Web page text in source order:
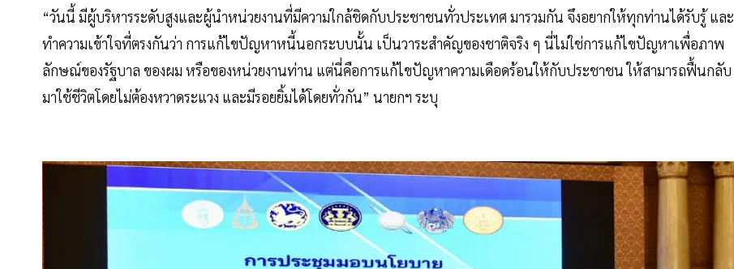
“วันนี้ มีผู้บริหารระดับสูงและผู้นำหน่วยงานที่มีความใกล้ชิดกับประชาชนทั่วประเทศ มารวมกัน จึงอยากให้ทุกท่านได้รับรู้ และ
ทำความเข้าใจที่ตรงกันว่า การแก้ไขปัญหาหนี้นอกระบบนั้น เป็นวาระสำคัญของชาติจริง ๆ นี่ไม่ใช่การแก้ไขปัญหาเพื่อภาพ
ลักษณ์ของรัฐบาล ของผม หรือของหน่วยงานท่าน แต่นี่คือการแก้ไขปัญหาความเดือดร้อนให้กับประชาชน ให้สามารถฟื้นกลับ
มาใช้ชีวิตโดยไม่ต้องหวาดระแวง และมีรอยยิ้มได้โดยทั่วกัน” นายกฯ ระบุ